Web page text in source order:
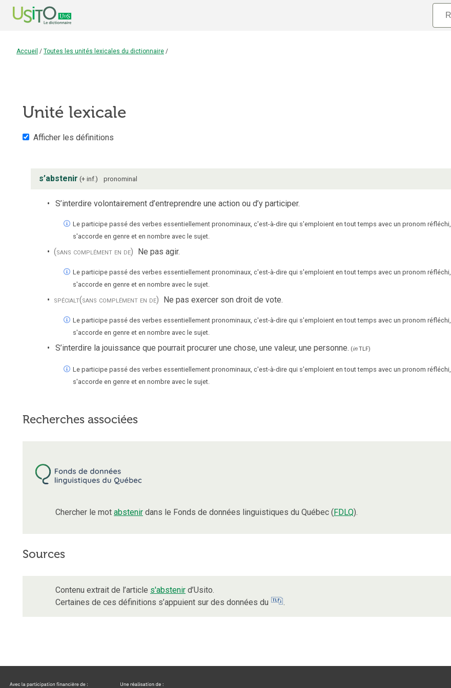
Accueil / Toutes les unités lexicales du dictionnaire /
Unité lexicale
Afficher les définitions
s’abstenir + inf. pronominal
S’interdire volontairement d’entreprendre une action ou d’y participer.
Le participe passé des verbes essentiellement pronominaux, c'est-à-dire qui s'emploient en tout temps avec un pronom réfléchi,
s'accorde en genre et en nombre avec le sujet.
(sans complément en de) Ne pas agir.
Le participe passé des verbes essentiellement pronominaux, c'est-à-dire qui s'emploient en tout temps avec un pronom réfléchi,
s'accorde en genre et en nombre avec le sujet.
spécialt(sans complément en de) Ne pas exercer son droit de vote.
Le participe passé des verbes essentiellement pronominaux, c'est-à-dire qui s'emploient en tout temps avec un pronom réfléchi,
s'accorde en genre et en nombre avec le sujet.
S’interdire la jouissance que pourrait procurer une chose, une valeur, une personne. (inTLF)
Le participe passé des verbes essentiellement pronominaux, c'est-à-dire qui s'emploient en tout temps avec un pronom réfléchi,
s'accorde en genre et en nombre avec le sujet.
Recherches associées
Chercher le mot abstenir dans le Fonds de données linguistiques du Québec (FDLQ).
Sources
Contenu extrait de l’article s'abstenir d’Usito.
Certaines de ces définitions s’appuient sur des données du
.